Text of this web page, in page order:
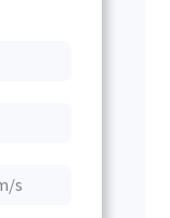
s